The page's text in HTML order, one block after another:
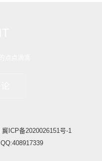
冀ICP备2020026151号-1